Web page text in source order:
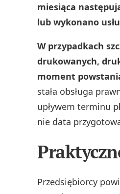
miesiąca
lub wykonano
W przypadkach
drukowanych,
moment
stała obsługa
upływem terminu
nie data
Przedsiębiorcy